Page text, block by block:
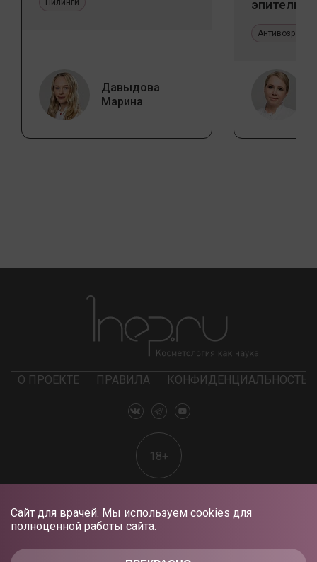
Сайт для врачей. Мы используем cookies для
полноценной работы сайта.
Пилинги
Давыдова
Марина
О ПРОЕКТЕ ПРАВИЛА КОНФИДЕНЦИАЛЬНОСТЬ
18+